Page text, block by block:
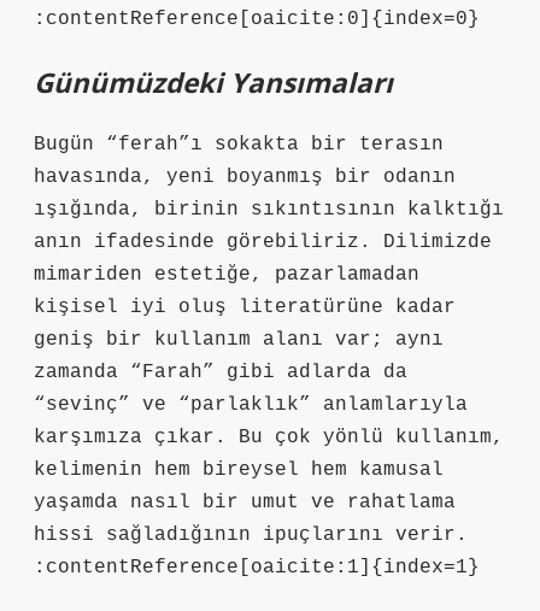
:contentReference[oaicite:0]{index=0}
Günümüzdeki Yansımaları
Bugün “ferah”ı sokakta bir terasın
havasında, yeni boyanmış bir odanın
ışığında, birinin sıkıntısının kalktığı
anın ifadesinde görebiliriz. Dilimizde
mimariden estetiğe, pazarlamadan
kişisel iyi oluş literatürüne kadar
geniş bir kullanım alanı var; aynı
zamanda “Farah” gibi adlarda da
“sevinç” ve “parlaklık” anlamlarıyla
karşımıza çıkar. Bu çok yönlü kullanım,
kelimenin hem bireysel hem kamusal
yaşamda nasıl bir umut ve rahatlama
hissi sağladığının ipuçlarını verir.
:contentReference[oaicite:1]{index=1}